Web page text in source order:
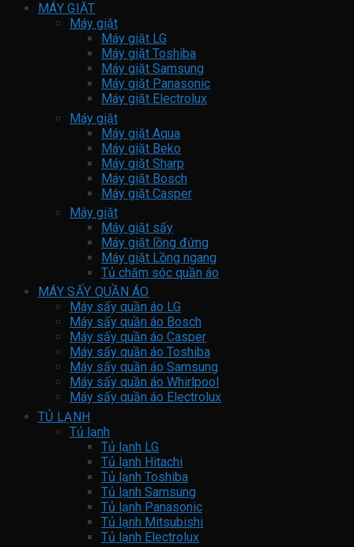
MÁY GIẶT
Máy giặt
Máy giặt LG
Máy giặt Toshiba
Máy giặt Samsung
Máy giặt Panasonic
Máy giặt Electrolux
Máy giặt
Máy giặt Aqua
Máy giặt Beko
Máy giặt Sharp
Máy giặt Bosch
Máy giặt Casper
Máy giặt
Máy giặt sấy
Máy giặt lồng đứng
Máy giặt Lồng ngang
Tủ chăm sóc quần áo
MÁY SẤY QUẦN ÁO
Máy sấy quần áo LG
Máy sấy quần áo Bosch
Máy sấy quần áo Casper
Máy sấy quần áo Toshiba
Máy sấy quần áo Samsung
Máy sấy quần áo Whirlpool
Máy sấy quần áo Electrolux
TỦ LẠNH
Tủ lạnh
Tủ lạnh LG
Tủ lạnh Hitachi
Tủ lạnh Toshiba
Tủ lạnh Samsung
Tủ lạnh Panasonic
Tủ lạnh Mitsubishi
Tủ lạnh Electrolux